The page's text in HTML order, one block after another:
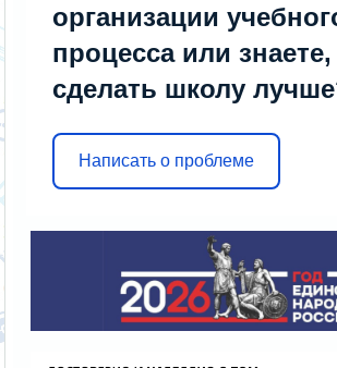
организации
процесса или знаете,
сделать школу
Написать о проблеме